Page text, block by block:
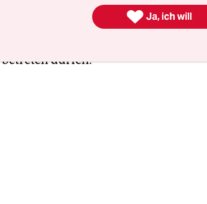
gelassen werden, ist noch unklar.
anderen das Geschehen aus
dürfen.
 Ja, ich will